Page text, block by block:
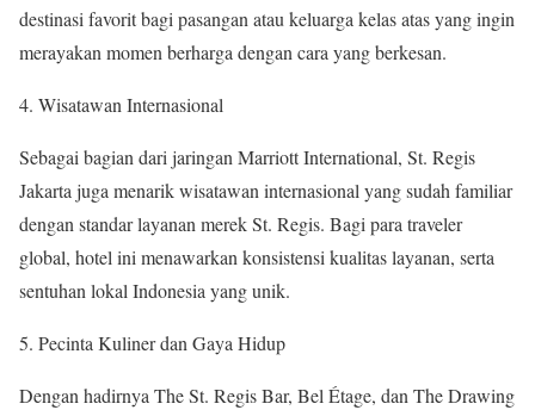
destinasi favorit bagi pasangan atau keluarga kelas atas yang ingin
merayakan momen berharga dengan cara yang berkesan.
Wisatawan Internasional
Sebagai bagian dari jaringan Marriott International, St. Regis
Jakarta juga menarik wisatawan internasional yang sudah familiar
dengan standar layanan merek St. Regis. Bagi para traveler
global, hotel ini menawarkan konsistensi kualitas layanan, serta
sentuhan lokal Indonesia yang unik.
Pecinta Kuliner dan Gaya Hidup
Dengan hadirnya The St. Regis Bar, Bel Étage, dan The Drawing